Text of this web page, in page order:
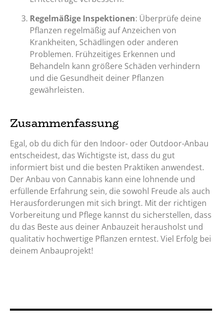
Regelmäßige Inspektionen: Überprüfe deine
Pflanzen regelmäßig auf Anzeichen von
Krankheiten, Schädlingen oder anderen
Problemen. Frühzeitiges Erkennen und
Behandeln kann größere Schäden verhindern
und die Gesundheit deiner Pflanzen
gewährleisten.
Zusammenfassung
Egal, ob du dich für den Indoor- oder Outdoor-Anbau
entscheidest, das Wichtigste ist, dass du gut
informiert bist und die besten Praktiken anwendest.
Der Anbau von Cannabis kann eine lohnende und
erfüllende Erfahrung sein, die sowohl Freude als auch
Herausforderungen mit sich bringt. Mit der richtigen
Vorbereitung und Pflege kannst du sicherstellen, dass
du das Beste aus deiner Anbauzeit herausholst und
qualitativ hochwertige Pflanzen erntest. Viel Erfolg bei
deinem Anbauprojekt!